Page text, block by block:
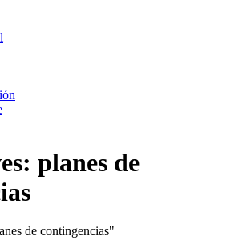
planes de
de contingencias"